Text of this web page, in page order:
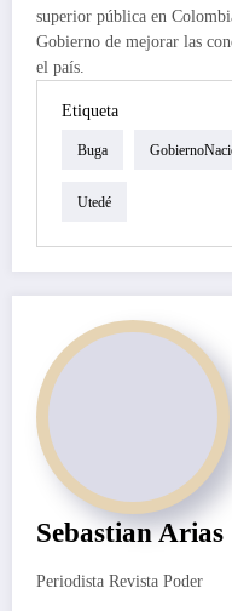
superior pública en
Gobierno de mejorar las
el país.
Etiqueta
Buga
Utedé
Sebastian
Periodista Revista Poder